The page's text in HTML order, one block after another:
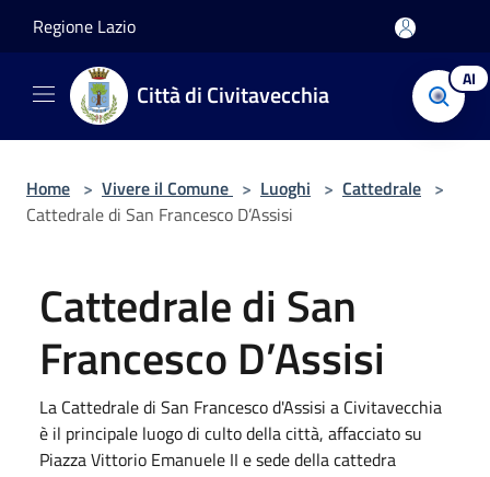
Regione Lazio
Città di Civitavecchia AI
Home > Vivere il Comune > Luoghi > Cattedrale >
Cattedrale di San Francesco D’Assisi
Cattedrale di San
Francesco D’Assisi
La Cattedrale di San Francesco d'Assisi a Civitavecchia
è il principale luogo di culto della città, affacciato su
Piazza Vittorio Emanuele II e sede della cattedra